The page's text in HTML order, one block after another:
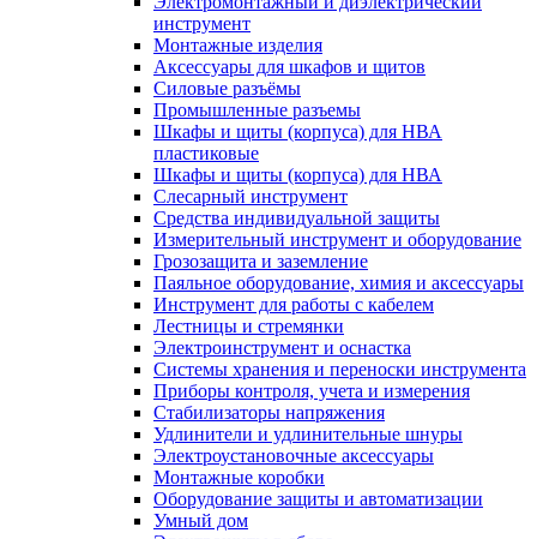
инструмент
Монтажные изделия
Аксессуары для шкафов и щитов
Силовые разъёмы
Промышленные разъемы
Шкафы и щиты (корпуса) для НВА
пластиковые
Шкафы и щиты (корпуса) для НВА
Слесарный инструмент
Средства индивидуальной защиты
Измерительный инструмент и оборудование
Грозозащита и заземление
Паяльное оборудование, химия и аксессуары
Инструмент для работы с кабелем
Лестницы и стремянки
Электроинструмент и оснастка
Системы хранения и переноски инструмента
Приборы контроля, учета и измерения
Стабилизаторы напряжения
Удлинители и удлинительные шнуры
Электроустановочные аксессуары
Монтажные коробки
Оборудование защиты и автоматизации
Умный дом